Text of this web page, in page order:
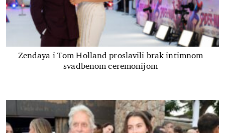
Zendaya i Tom Holland proslavili brak intimnom
svadbenom ceremonijom